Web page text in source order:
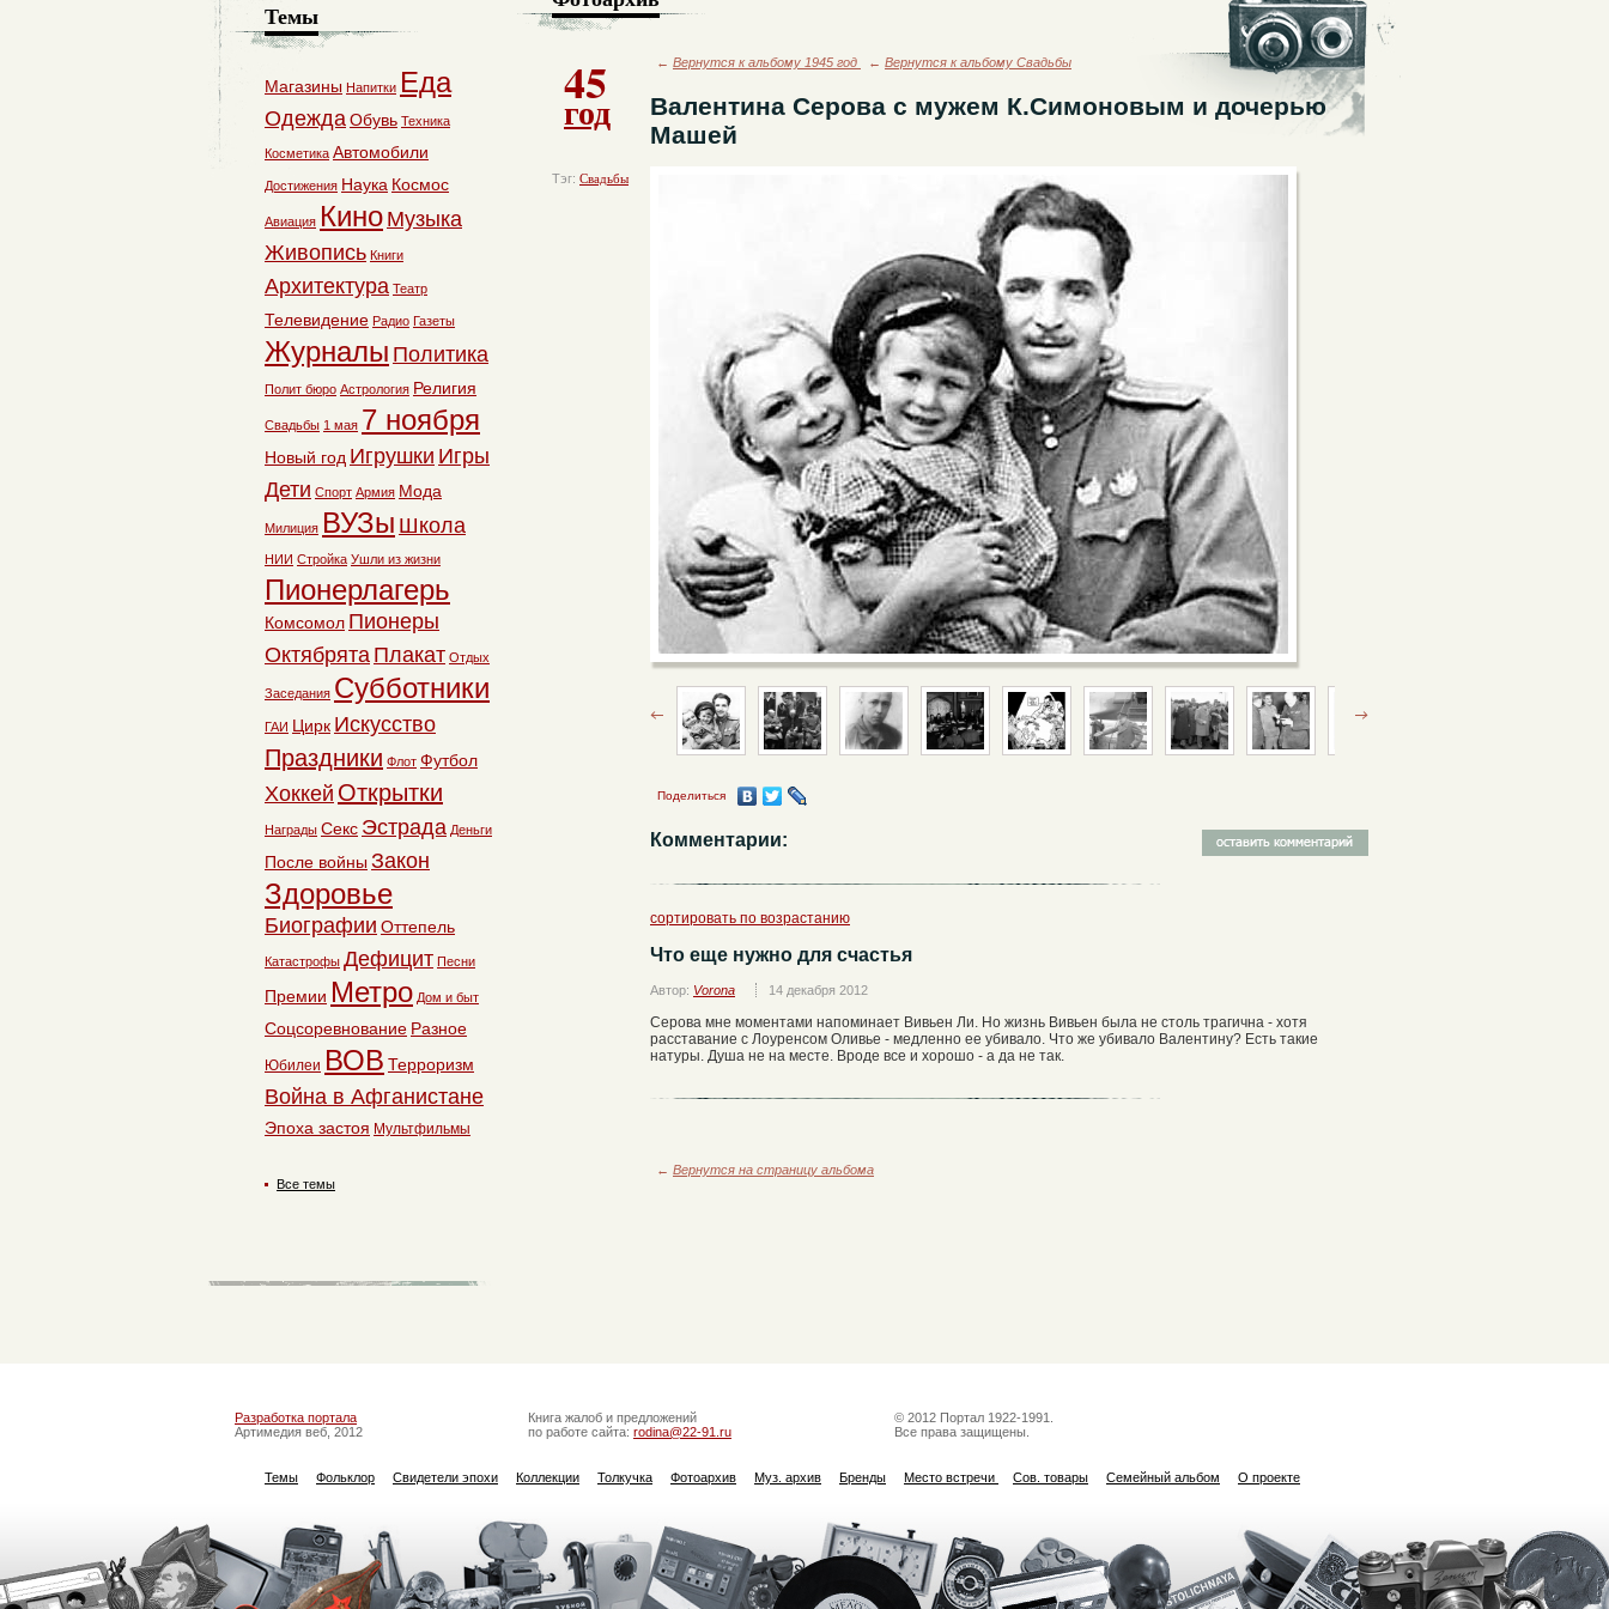
45
год
Тэг: Свадьбы
← Вернутся к альбому 1945 год ← Вернутся к альбому Свадьбы
Валентина Серова с мужем К.Симоновым и дочерью
Машей
Поделиться
Комментарии:
сортировать по возрастанию
Что еще нужно для счастья
Автор: Vorona 14 декабря 2012
Серова мне моментами напоминает Вивьен Ли. Но жизнь Вивьен была не столь трагична - хотя
расставание с Лоуренсом Оливье - медленно ее убивало. Что же убивало Валентину? Есть такие
натуры. Душа не на месте. Вроде все и хорошо - а да не так.
← Вернутся на страницу альбома
Темы
Магазины Напитки Еда
ОдеждаОбувь Техника
Косметика Автомобили
Достижения Наука Космос
Авиация Кино Музыка
Живопись Книги
Архитектура Театр
Телевидение Радио Газеты
Журналы Политика
Полит бюро Астрология Религия
Свадьбы 1 мая 7 ноября
Новый год Игрушки Игры
Дети Спорт Армия Мода
Милиция ВУЗы Школа
НИИ Стройка Ушли из жизни
Пионерлагерь
Комсомол Пионеры
Октябрята Плакат Отдых
Заседания Субботники
ГАИ Цирк Искусство
Праздники Флот Футбол
Хоккей Открытки
Награды Секс Эстрада Деньги
После войны Закон
Здоровье
Биографии Оттепель
Катастрофы Дефицит Песни
Премии Метро Дом и быт
Соцсоревнование Разное
Юбилеи ВОВ Терроризм
Война в Афганистане
Эпоха застоя Мультфильмы
Все темы
Разработка портала
Артимедия веб, 2012
Книга жалоб и предложений
по работе сайта: rodina@22-91.ru
© 2012 Портал 1922-1991.
Все права защищены.
Темы Фольклор Свидетели эпохи Коллекции Толкучка Фотоархив Муз. архив Бренды Место встречи Сов. товары Семейный альбом О проекте